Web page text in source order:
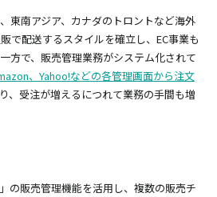
東南アジア、カナダのトロントなど海外
で配送するスタイルを確立し、EC事業も
方で、販売管理業務がシステム化されて
、Yahoo!などの各管理画面から注文
、受注が増えるにつれて業務の手間も増
の販売管理機能を活用し、複数の販売チ